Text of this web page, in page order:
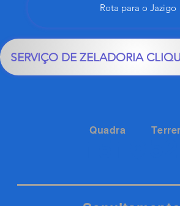
Rota para o Jazigo
SERVIÇO DE ZELADORIA
Quadra